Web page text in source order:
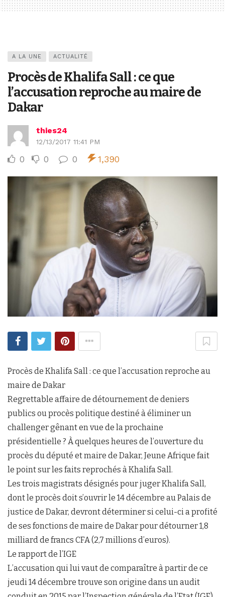
A LA UNE ACTUALITÉ
Procès de Khalifa Sall : ce que
l’accusation reproche au maire de
Dakar
thies24
12/13/2017 11:41 PM
0 0 0 1,390
Procès de Khalifa Sall : ce que l’accusation reproche au
maire de Dakar
Regrettable affaire de détournement de deniers
publics ou procès politique destiné à éliminer un
challenger gênant en vue de la prochaine
présidentielle ? À quelques heures de l’ouverture du
procès du député et maire de Dakar, Jeune Afrique fait
le point sur les faits reprochés à Khalifa Sall.
Les trois magistrats désignés pour juger Khalifa Sall,
dont le procès doit s’ouvrir le 14 décembre au Palais de
justice de Dakar, devront déterminer si celui-ci a profité
de ses fonctions de maire de Dakar pour détourner 1,8
milliard de francs CFA (2,7 millions d’euros).
Le rapport de l’IGE
L’accusation qui lui vaut de comparaître à partir de ce
jeudi 14 décembre trouve son origine dans un audit